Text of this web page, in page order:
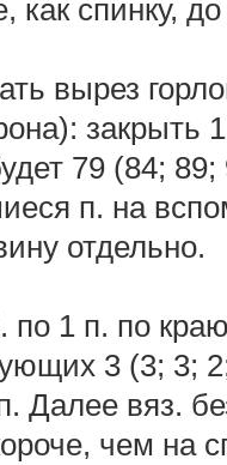
как спинку,
вырез
закрыть
79 (84;
п. на
отдельно.
по 1 п. по
3 (3; 3;
Далее вяз.
чем на